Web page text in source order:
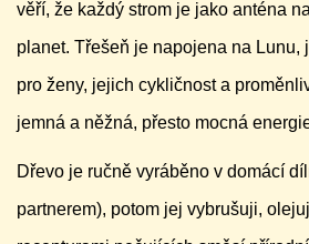
věří, že každý strom je jako anténa
planet. Třešeň je napojena na Lunu,
pro ženy, jejich cykličnost a
jemná a něžná, přesto mocná
Dřevo je ručně vyráběno v domácí
partnerem), potom jej vybrušuji,